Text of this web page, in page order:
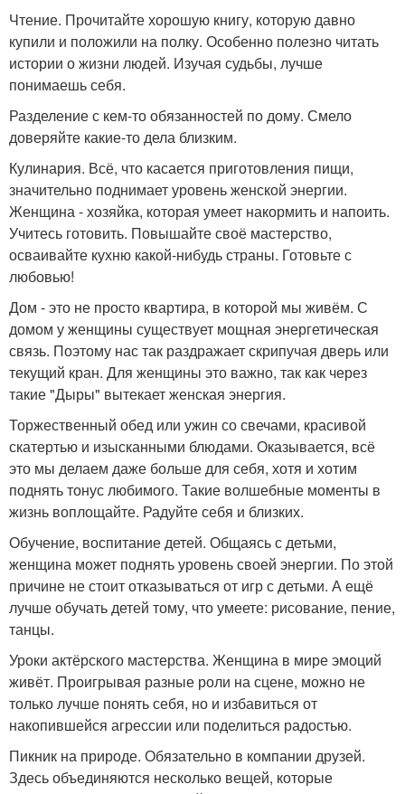
Чтение. Прочитайте хорошую книгу, которую давно
купили и положили на полку. Особенно полезно читать
истории о жизни людей. Изучая судьбы, лучше
понимаешь себя.
Разделение с кем-то обязанностей по дому. Смело
доверяйте какие-то дела близким.
Кулинария. Всё, что касается приготовления пищи,
значительно поднимает уровень женской энергии.
Женщина - хозяйка, которая умеет накормить и напоить.
Учитесь готовить. Повышайте своё мастерство,
осваивайте кухню какой-нибудь страны. Готовьте с
любовью!
Дом - это не просто квартира, в которой мы живём. С
домом у женщины существует мощная энергетическая
связь. Поэтому нас так раздражает скрипучая дверь или
текущий кран. Для женщины это важно, так как через
такие "Дыры" вытекает женская энергия.
Торжественный обед или ужин со свечами, красивой
скатертью и изысканными блюдами. Оказывается, всё
это мы делаем даже больше для себя, хотя и хотим
поднять тонус любимого. Такие волшебные моменты в
жизнь воплощайте. Радуйте себя и близких.
Обучение, воспитание детей. Общаясь с детьми,
женщина может поднять уровень своей энергии. По этой
причине не стоит отказываться от игр с детьми. А ещё
лучше обучать детей тому, что умеете: рисование, пение,
танцы.
Уроки актёрского мастерства. Женщина в мире эмоций
живёт. Проигрывая разные роли на сцене, можно не
только лучше понять себя, но и избавиться от
накопившейся агрессии или поделиться радостью.
Пикник на природе. Обязательно в компании друзей.
Здесь объединяются несколько вещей, которые